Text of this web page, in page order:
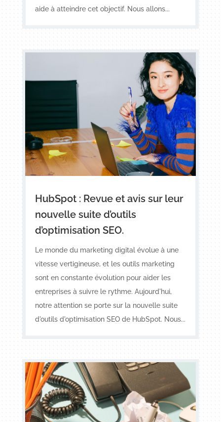
aide à atteindre cet objectif. Nous allons...
HubSpot : Revue et avis sur leur
nouvelle suite d’outils
d’optimisation SEO.
Le monde du marketing digital évolue à une
vitesse vertigineuse, et les outils marketing
sont en constante évolution pour aider les
entreprises à suivre le rythme. Aujourd'hui,
notre attention se porte sur la nouvelle suite
d'outils d'optimisation SEO de HubSpot. Nous...